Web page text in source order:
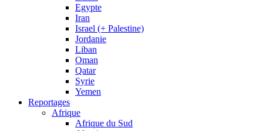
Egypte
Iran
Israel (+ Palestine)
Jordanie
Liban
Oman
Qatar
Syrie
Yemen
Reportages
Afrique
Afrique du Sud